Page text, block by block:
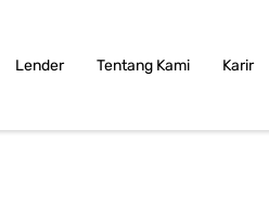
Lender Tentang Kami Karir